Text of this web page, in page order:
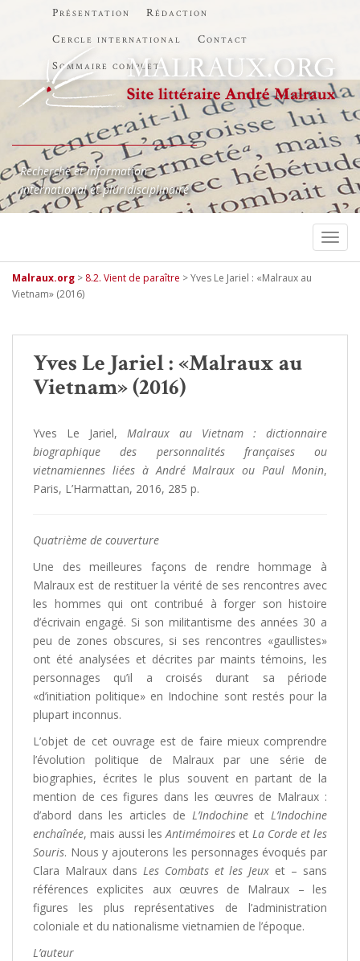
Présentation
Rédaction
Cercle international
Contact
Sommaire complet
Recherche et information
International et pluridisciplinaire
Malraux.org > 8.2. Vient de paraître >Yves Le Jariel : «Malraux au
Vietnam» (2016)
Yves Le Jariel : «Malraux au
Vietnam» (2016)
Yves Le Jariel, Malraux au Vietnam : dictionnaire
biographique des personnalités françaises ou
vietnamiennes liées à André Malraux ou Paul Monin,
Paris, L’Harmattan, 2016, 285 p.
Quatrième de couverture
Une des meilleures façons de rendre hommage à
Malraux est de restituer la vérité de ses rencontres avec
les hommes qui ont contribué à forger son histoire
d’écrivain engagé. Si son militantisme des années 30 a
peu de zones obscures, si ses rencontres «gaullistes»
ont été analysées et décrites par maints témoins, les
personnages qu’il a croisés durant sa période
«d’initiation politique» en Indochine sont restés pour la
plupart inconnus.
L’objet de cet ouvrage est de faire mieux comprendre
l’évolution politique de Malraux par une série de
biographies, écrites le plus souvent en partant de la
mention de ces figures dans les œuvres de Malraux :
d’abord dans les articles de L’IndochineetL’Indochine
enchaînée, mais aussi lesAntimémoires et La Corde et les
Souris. Nous y ajouterons les personnages évoqués par
Clara Malraux dans Les Combats et les Jeux et – sans
références explicites aux œuvres de Malraux – les
figures les plus représentatives de l’administration
coloniale et du nationalisme vietnamien de l’époque.
L’auteur